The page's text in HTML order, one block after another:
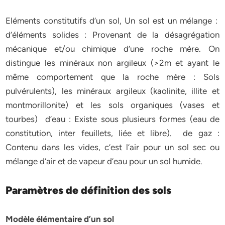
Eléments constitutifs d’un sol, Un sol est un mélange :
d’éléments solides : Provenant de la désagrégation
mécanique et/ou chimique d’une roche mère. On
distingue les minéraux non argileux (>2m et ayant le
même comportement que la roche mère : Sols
pulvérulents), les minéraux argileux (kaolinite, illite et
montmorillonite) et les sols organiques (vases et
tourbes) d’eau : Existe sous plusieurs formes (eau de
constitution, inter feuillets, liée et libre). de gaz :
Contenu dans les vides, c’est l’air pour un sol sec ou
mélange d’air et de vapeur d’eau pour un sol humide.
Paramètres de définition des sols
Modèle élémentaire d’un sol